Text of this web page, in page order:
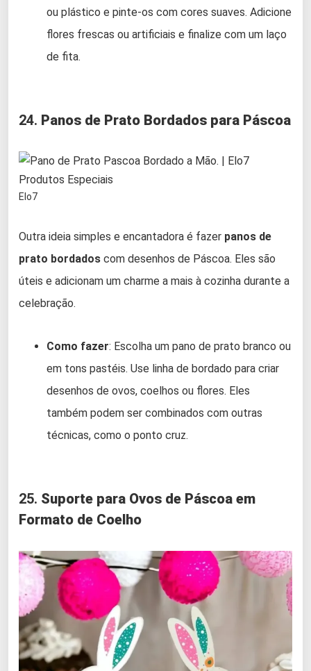
ou plástico e pinte-os com cores suaves. Adicione
flores frescas ou artificiais e finalize com um laço
de fita.
24. Panos de Prato Bordados para Páscoa
Elo7
Outra ideia simples e encantadora é fazer panos de
prato bordados com desenhos de Páscoa. Eles são
úteis e adicionam um charme a mais à cozinha durante a
celebração.
Como fazer: Escolha um pano de prato branco ou
em tons pastéis. Use linha de bordado para criar
desenhos de ovos, coelhos ou flores. Eles
também podem ser combinados com outras
técnicas, como o ponto cruz.
25. Suporte para Ovos de Páscoa em
Formato de Coelho